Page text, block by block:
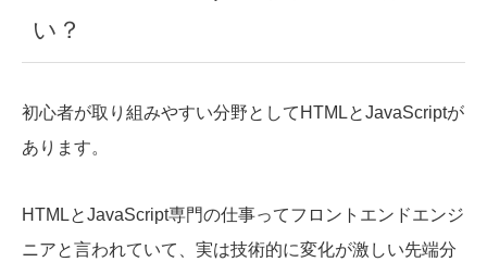
い？
初心者が取り組みやすい分野としてHTMLとJavaScriptが
あります。
HTMLとJavaScript専門の仕事ってフロントエンドエンジ
ニアと言われていて、実は技術的に変化が激しい先端分